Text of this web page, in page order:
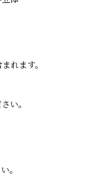
れます。
い。
。